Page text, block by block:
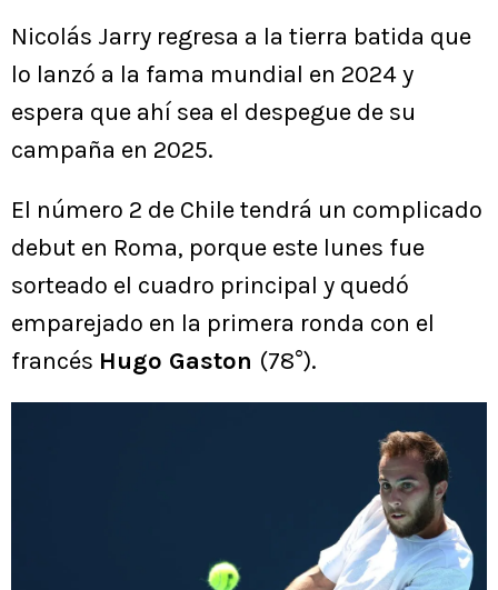
Nicolás Jarry regresa a la tierra batida que
lo lanzó a la fama mundial en 2024 y
espera que ahí sea el despegue de su
campaña en 2025.
El número 2 de Chile tendrá un complicado
debut en Roma, porque este lunes fue
sorteado el cuadro principal y quedó
emparejado en la primera ronda con el
francés Hugo Gaston (78°).